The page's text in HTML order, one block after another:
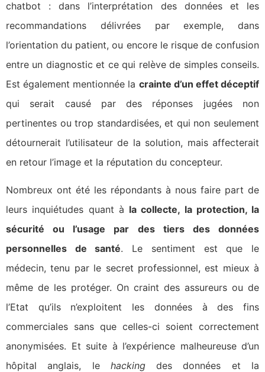
chatbot : dans l’interprétation des données et les
recommandations délivrées par exemple, dans
l’orientation du patient, ou encore le risque de confusion
entre un diagnostic et ce qui relève de simples conseils.
Est également mentionnée la crainte d’un effet déceptif
qui serait causé par des réponses jugées non
pertinentes ou trop standardisées, et qui non seulement
détournerait l’utilisateur de la solution, mais affecterait
en retour l’image et la réputation du concepteur.
Nombreux ont été les répondants à nous faire part de
leurs inquiétudes quant à la collecte, la protection, la
sécurité ou l’usage par des tiers des données
personnelles de santé. Le sentiment est que le
médecin, tenu par le secret professionnel, est mieux à
même de les protéger. On craint des assureurs ou de
l’Etat qu’ils n’exploitent les données à des fins
commerciales sans que celles-ci soient correctement
anonymisées. Et suite à l’expérience malheureuse d’un
hôpital anglais, le hackingdes données et la